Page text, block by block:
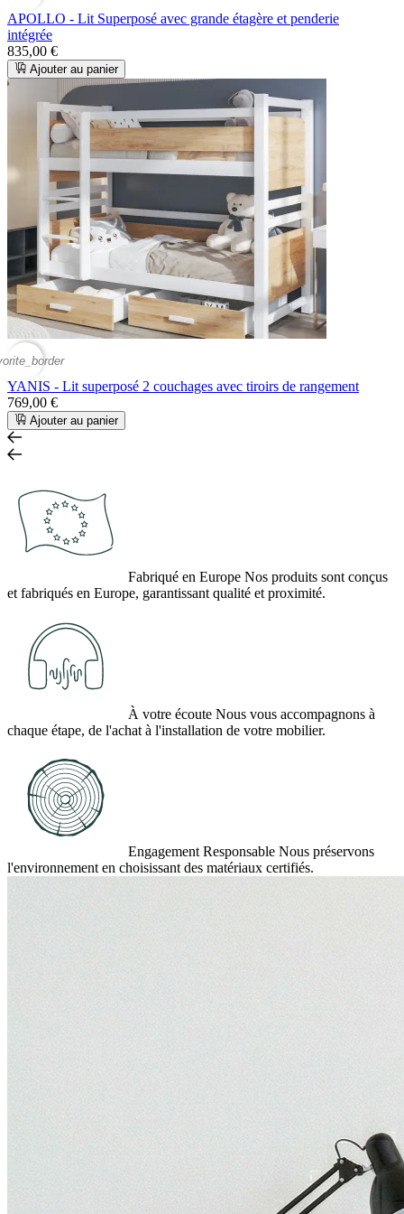
APOLLO - Lit Superposé avec grande étagère et penderie
intégrée
835,00 €
Ajouter au panier
YANIS - Lit superposé 2 couchages avec tiroirs de rangement
769,00 €
Ajouter au panier
Fabriqué en Europe Nos produits sont conçus
et fabriqués en Europe, garantissant qualité et proximité.
À votre écoute Nous vous accompagnons à
chaque étape, de l'achat à l'installation de votre mobilier.
Engagement Responsable Nous préservons
l'environnement en choisissant des matériaux certifiés.